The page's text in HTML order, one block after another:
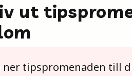
ut
ner tipspromenaden till